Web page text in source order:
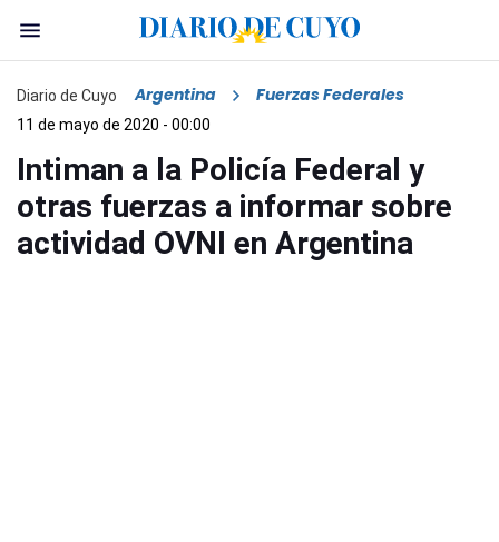
Diario de Cuyo Argentina Fuerzas Federales
11 de mayo de 2020 - 00:00
Intiman a la Policía Federal y
otras fuerzas a informar sobre
actividad OVNI en Argentina